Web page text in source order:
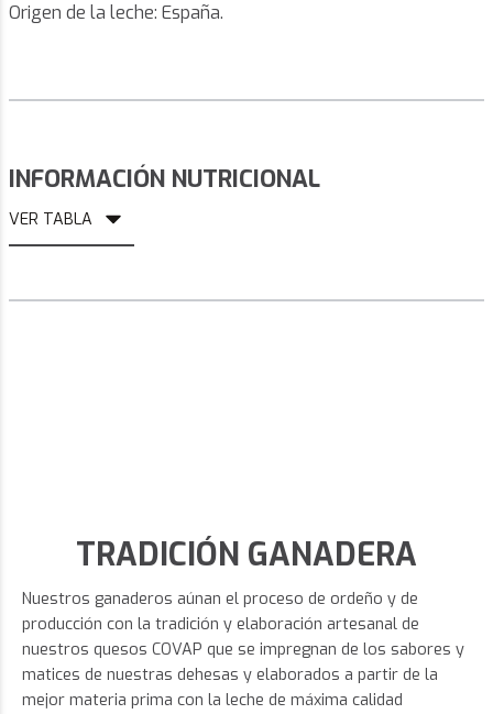
Origen de la leche: España.
INFORMACIÓN NUTRICIONAL
VER TABLA
TRADICIÓN GANADERA
Nuestros ganaderos aúnan el proceso de ordeño y de
producción con la tradición y elaboración artesanal de
nuestros quesos COVAP que se impregnan de los sabores y
matices de nuestras dehesas y elaborados a partir de la
mejor materia prima con la leche de máxima calidad